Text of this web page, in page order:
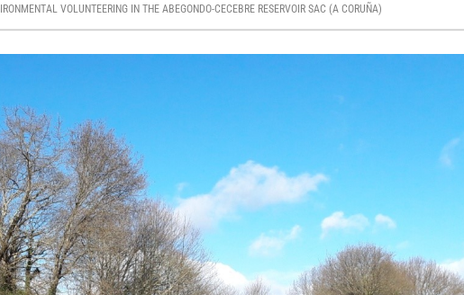
VOLUNTEERING IN THE ABEGONDO-CECEBRE RESERVOIR SAC (A CORUÑA)